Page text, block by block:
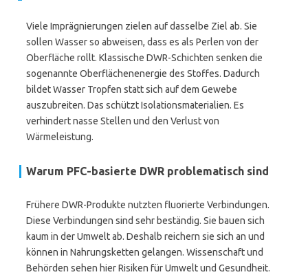
Viele Imprägnierungen zielen auf dasselbe Ziel ab. Sie
sollen Wasser so abweisen, dass es als Perlen von der
Oberfläche rollt. Klassische DWR-Schichten senken die
sogenannte Oberflächenenergie des Stoffes. Dadurch
bildet Wasser Tropfen statt sich auf dem Gewebe
auszubreiten. Das schützt Isolationsmaterialien. Es
verhindert nasse Stellen und den Verlust von
Wärmeleistung.
Warum PFC-basierte DWR problematisch sind
Frühere DWR-Produkte nutzten fluorierte Verbindungen.
Diese Verbindungen sind sehr beständig. Sie bauen sich
kaum in der Umwelt ab. Deshalb reichern sie sich an und
können in Nahrungsketten gelangen. Wissenschaft und
Behörden sehen hier Risiken für Umwelt und Gesundheit.